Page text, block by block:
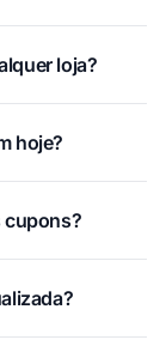
loja?
hoje?
cupons?